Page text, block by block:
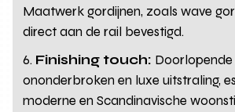
Maatwerk gordijnen, zoals wave
direct aan de rail bevestigd.
Finishing touch: Doorlopende
ononderbroken en luxe uitstraling,
moderne en Scandinavische